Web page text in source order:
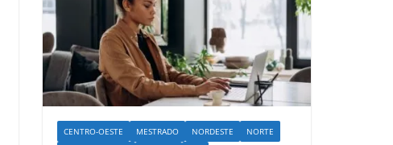
CENTRO-OESTE MESTRADO NORDESTE
NORTE